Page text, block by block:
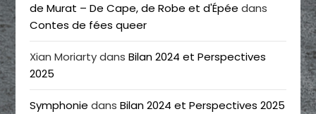
de Murat – De Cape, de Robe et d'Épée dans
Contes de fées queer
Xian MoriartydansBilan 2024 et Perspectives
2025
Symphonie dansBilan 2024 et Perspectives 2025